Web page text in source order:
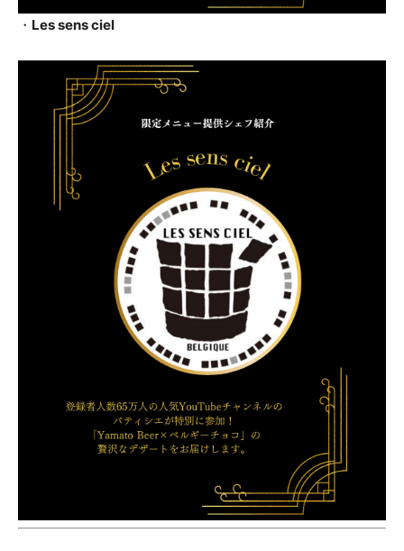
・ Les sens ciel